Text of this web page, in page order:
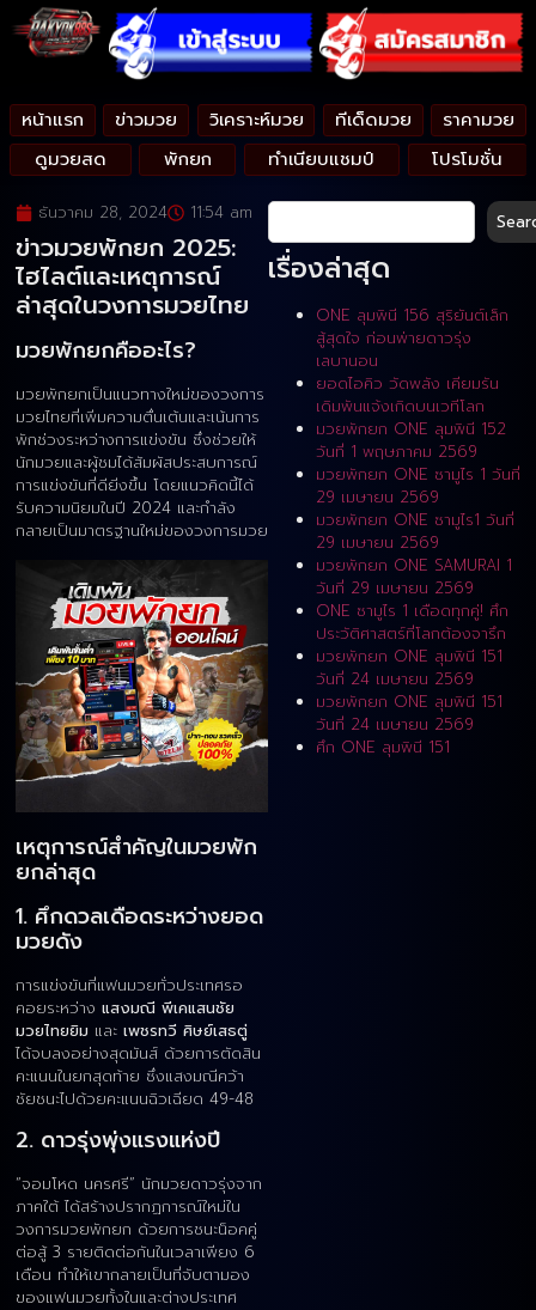
หน้าแรก ข่าวมวย วิเคราะห์มวย ทีเด็ดมวย
ราคามวย
ดูมวยสด
พักยก ทำเนียบแชมป์ โปรโมชั่น
ธันวาคม 28, 2024 11:54 am
ข่าวมวยพักยก 2025:
ไฮไลต์และเหตุการณ์
ล่าสุดในวงการมวยไทย
มวยพักยกคืออะไร?
มวยพักยกเป็นแนวทางใหม่ของวงการ
มวยไทยที่เพิ่มความตื่นเต้นและเน้นการ
พักช่วงระหว่างการแข่งขัน ซึ่งช่วยให้
นักมวยและผู้ชมได้สัมผัสประสบการณ์
การแข่งขันที่ดียิ่งขึ้น โดยแนวคิดนี้ได้
รับความนิยมในปี 2024 และกำลัง
กลายเป็นมาตรฐานใหม่ของวงการมวย
เหตุการณ์สำคัญในมวยพัก
ยกล่าสุด
1. ศึกดวลเดือดระหว่างยอด
มวยดัง
การแข่งขันที่แฟนมวยทั่วประเทศรอ
คอยระหว่าง แสงมณี พีเคแสนชัย
มวยไทยยิม และ เพชรทวี ศิษย์เสธตู่
ได้จบลงอย่างสุดมันส์ ด้วยการตัดสิน
คะแนนในยกสุดท้าย ซึ่งแสงมณีคว้า
ชัยชนะไปด้วยคะแนนฉิวเฉียด 49-48
2. ดาวรุ่งพุ่งแรงแห่งปี
“จอมโหด นครศรี” นักมวยดาวรุ่งจาก
ภาคใต้ ได้สร้างปรากฏการณ์ใหม่ใน
วงการมวยพักยก ด้วยการชนะน็อคคู่
ต่อสู้ 3 รายติดต่อกันในเวลาเพียง 6
เดือน ทำให้เขากลายเป็นที่จับตามอง
ของแฟนมวยทั้งในและต่างประเทศ
เรื่องล่าสุด
ONE ลุมพินี 156 สุริยันต์เล็ก
สู้สุดใจ ก่อนพ่ายดาวรุ่ง
เลบานอน
ยอดไอคิว วัดพลัง เคียมรัน
เดิมพันแจ้งเกิดบนเวทีโลก
มวยพักยก ONE ลุมพินี 152
วันที่ 1 พฤษภาคม 2569
มวยพักยก ONE ซามูไร 1 วันที่
29 เมษายน 2569
มวยพักยก ONE ซามูไร1 วันที่
29 เมษายน 2569
มวยพักยก ONE SAMURAI 1
วันที่ 29 เมษายน 2569
ONE ซามูไร 1 เดือดทุกคู่! ศึก
ประวัติศาสตร์ที่โลกต้องจารึก
มวยพักยก ONE ลุมพินี 151
วันที่ 24 เมษายน 2569
มวยพักยก ONE ลุมพินี 151
วันที่ 24 เมษายน 2569
ศึก ONE ลุมพินี 151